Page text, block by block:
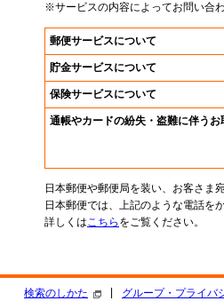
※サービスの内容によってお問い合
郵便サービスについて
貯金サービスについて
保険サービスについて
通帳やカードの紛失・盗難に伴うお
日本郵便や郵便局を装い、お客さま
日本郵便では、上記のような電話を
詳しくはこちら をご覧ください。
検索のしかた グループ・プライバ